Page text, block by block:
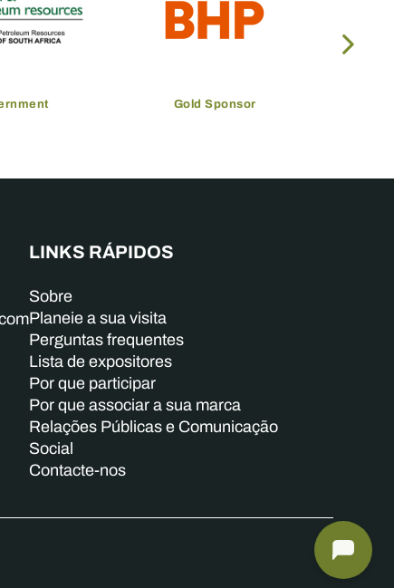
Gold Sponsor
LINKS RÁPIDOS
Sobre
Planeie a sua visita
Perguntas frequentes
Lista de expositores
Por que participar
Por que associar a sua marca
Relações Públicas e Comunicação
Social
Contacte-nos